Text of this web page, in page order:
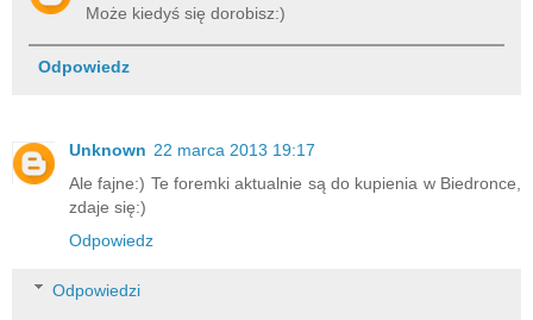
Może kiedyś się dorobisz:)
Odpowiedz
Unknown 22 marca 2013 19:17
Ale fajne:) Te foremki aktualnie są do kupienia w Biedronce,
zdaje się:)
Odpowiedz
Odpowiedzi